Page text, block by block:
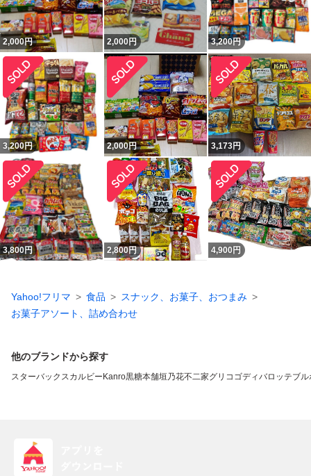
2,000円 2,000円 3,200円
3,200円 2,000円 3,173円
3,800円 2,800円 4,900 円
Yahoo!フリマ 食品
スナック、お菓子、おつまみ
お菓子アソート、詰め合わせ
他のブランドから探す
スターバックスカルビー Kanro黒糖本舗垣乃花不二家グリコ ゴディバロッテブル